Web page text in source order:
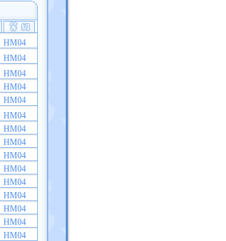
HM04
HM04
HM04
HM04
HM04
HM04
HM04
HM04
HM04
HM04
HM04
HM04
HM04
HM04
HM04